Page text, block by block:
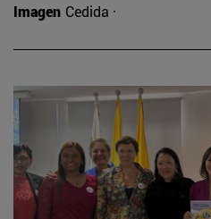
Imagen Cedida ·